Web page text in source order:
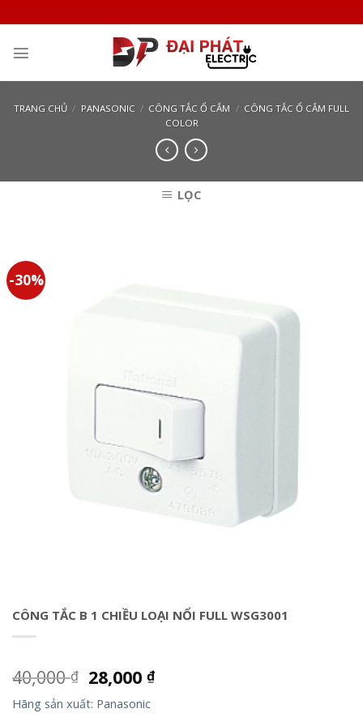
to
content
TRANG CHỦ / PANASONIC / CÔNG TẮC Ổ CẮM / CÔNG TẮC Ổ CẮM FULL
COLOR
LỌC
-30%
CÔNG TẮC B 1 CHIỀU LOẠI NỔI FULL WSG3001
40,000₫ 28,000₫
Hãng sản xuất: Panasonic